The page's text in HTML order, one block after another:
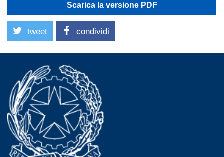
Scarica la versione PDF
tweet condividi